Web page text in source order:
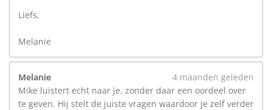
Liefs,
Melanie
Melanie
4 maanden geleden
Mike luistert echt naar je, zonder daar een oordeel over
te geven. Hij stelt de juiste vragen waardoor je zelf verder